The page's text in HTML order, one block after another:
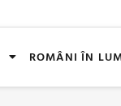
ROMÂNI ÎN